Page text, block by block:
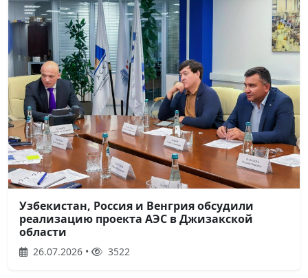
Узбекистан, Россия и Венгрия обсудили
реализацию проекта АЭС в Джизакской
области
26.07.2026 • 3522